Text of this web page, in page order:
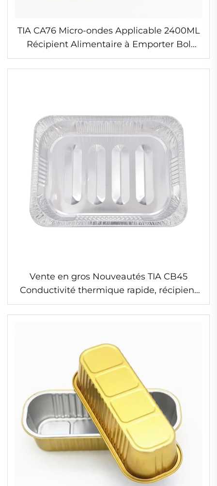
TIA CA76 Micro-ondes Applicable 2400ML
Récipient Alimentaire à Emporter Bol
Individuel en Feuille d'Aluminium avec
Couvercle
Vente en gros Nouveautés TIA CB45
Conductivité thermique rapide, récipient
jetable en feuille d'aluminium pour
aliments chauds